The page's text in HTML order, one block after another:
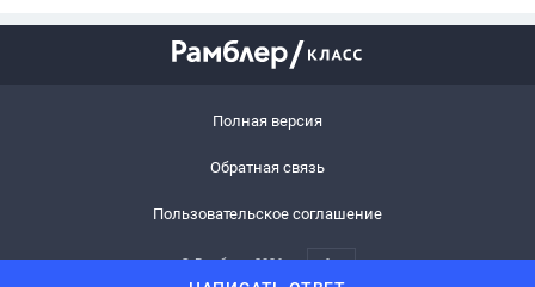
Полная версия
Обратная связь
Пользовательское соглашение
© Рамблер,2026 6+